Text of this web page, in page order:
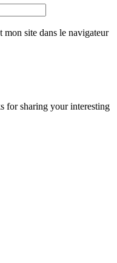
site dans le navigateur
for sharing your interesting